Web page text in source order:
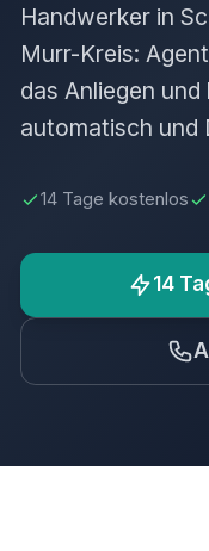
Handwerker in
Murr-Kreis:
das Anliegen
automatisch und
14 Tage kostenlos
14